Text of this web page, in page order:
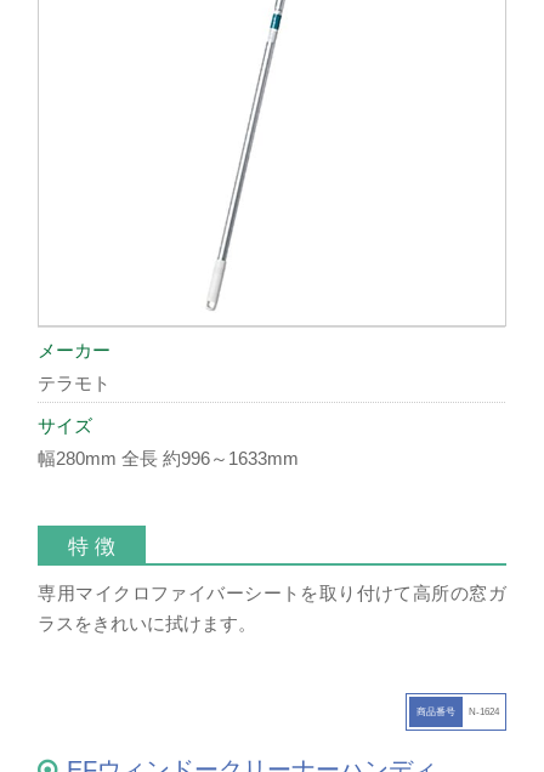
メーカー
テラモト
サイズ
幅280mm 全長 約996～1633mm
特 徴
専用マイクロファイバーシートを取り付けて高所の窓ガ
ラスをきれいに拭けます。
商品番号 N-1624